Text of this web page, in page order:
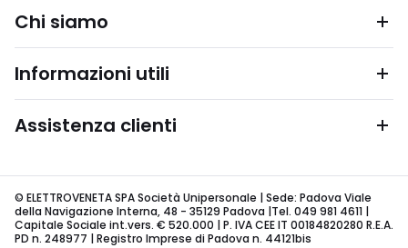
Chi siamo
Informazioni utili
Assistenza clienti
© ELETTROVENETA SPA Società Unipersonale | Sede: Padova Viale
della Navigazione Interna, 48 - 35129 Padova |Tel. 049 981 4611 |
Capitale Sociale int.vers. € 520.000 | P. IVA CEE IT 00184820280 R.E.A.
PD n. 248977 | Registro Imprese di Padova n. 44121bis